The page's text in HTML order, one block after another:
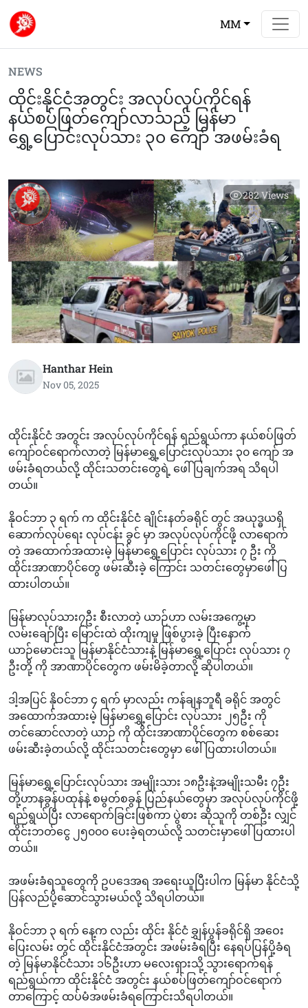
MM
NEWS
ထိုင်းနိုင်ငံအတွင်း အလုပ်လုပ်ကိုင်ရန်
နယ်စပ်ဖြတ်ကျော်လာသည့် မြန်မာ
ရွှေ့ပြောင်းလုပ်သား ၃၀ ကျော် အဖမ်းခံရ
282Views
Hanthar Hein
Nov 05, 2025
ထိုင်းနိုင်ငံ အတွင်း အလုပ်လုပ်ကိုင်ရန် ရည်ရွယ်ကာ နယ်စပ်ဖြတ်
ကျော်ဝင်ရောက်လာတဲ့ မြန်မာရွှေ့ပြောင်းလုပ်သား ၃၀ ကျော် အ
ဖမ်းခံရတယ်လို့ ထိုင်းသတင်းတွေရဲ့ ဖေါ်ပြချက်အရ သိရပါ
တယ်။
နိုဝင်ဘာ ၃ ရက် က ထိုင်းနိုင်ငံ ချိုင်းနတ်ခရိုင် တွင် အယုဒ္ဓယရှိ
ဆောက်လုပ်ရေး လုပ်ငန်း ခွင် မှာ အလုပ်လုပ်ကိုင်ဖို့ လာရောက်
တဲ့ အထောက်အထားမဲ့ မြန်မာရွှေ့ပြောင်း လုပ်သား ၇ ဦး ကို
ထိုင်းအာဏာပိုင်တွေ ဖမ်းဆီးခဲ့ ကြောင်း သတင်းတွေမှာဖေါ်ပြ
ထားပါတယ်။
မြန်မာလုပ်သား၇ဦး စီးလာတဲ့ ယာဉ်ဟာ လမ်းအကွေ့မှာ
လမ်းချော်ပြီး မြောင်းထဲ ထိုးကျမှု ဖြစ်ပွားခဲ့ ပြီးနောက်
ယာဉ်မောင်းသူ မြန်မာနိုင်ငံသားနဲ့ မြန်မာရွှေ့ပြောင်း လုပ်သား ၇
ဦးတို့ ကို အာဏာပိုင်တွေက ဖမ်းမိခဲ့တာလို့ ဆိုပါတယ်။
ဒါ့အပြင် နိုဝင်ဘာ ၄ ရက် မှာလည်း ကန်ချနဘူရီ ခရိုင် အတွင်
အထောက်အထားမဲ့ မြန်မာရွှေ့ပြောင်း လုပ်သား ၂၅ဦး ကို
တင်ဆောင်လာတဲ့ ယာဉ် ကို ထိုင်းအာဏာပိုင်တွေက စစ်ဆေး
ဖမ်းဆီးခဲ့တယ်လို့ ထိုင်းသတင်းတွေမှာ ဖေါ်ပြထားပါတယ်။
မြန်မာရွှေ့ပြောင်းလုပ်သား အမျိုးသား ၁၈ဦးနဲ့အမျိုးသမီး ၇ဦး
တို့ဟာနခွန်ပထုန်နဲ့ စမွတ်စခွန် ပြည်နယ်တွေမှာ အလုပ်လုပ်ကိုင်ဖို့
ရည်ရွယ်ပြီး လာရောက်ခြင်းဖြစ်ကာ ပွဲစား ဆိုသူကို တစ်ဦး လျှင်
ထိုင်းဘတ်ငွေ ၂၅၀၀၀ ပေးခဲ့ရတယ်လို့ သတင်းမှာဖေါ်ပြထားပါ
တယ်။
အဖမ်းခံရသူတွေကို ဥပဒေအရ အရေးယူပြီးပါက မြန်မာ နိုင်ငံသို့
ပြန်လည်ပို့ဆောင်သွားမယ်လို့ သိရပါတယ်။
နိုဝင်ဘာ ၃ ရက် နေ့က လည်း ထိုင်း နိုင်ငံ ချွှန်ပွန်ခရိုင်ရှိ အဝေး
ပြေးလမ်း တွင် ထိုင်းနိုင်ငံအတွင်း အဖမ်းခံရပြီး နေရပ်ပြန်ပို့ခံရ
တဲ့ မြန်မာနိုင်ငံသား ၁၆ဦးဟာ မလေးရှားသို့ သွားရောက်ရန်
ရည်ရွယ်ကာ ထိုင်းနိုင်ငံ အတွင်း နယ်စပ်ဖြတ်ကျော်ဝင်ရောက်
တာကြောင့် ထပ်မံအဖမ်းခံရကြောင်းသိရပါတယ်။